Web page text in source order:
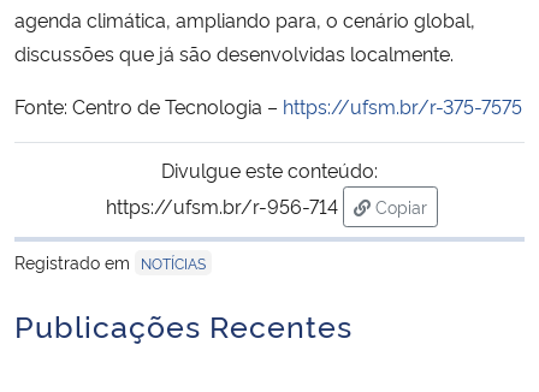
agenda climática, ampliando para, o cenário global,
discussões que já são desenvolvidas localmente.
Fonte: Centro de Tecnologia – https://ufsm.br/r-375-7575
Divulgue este conteúdo:
https://ufsm.br/r-956-714
Copiar
para área de
Registrado em
NOTÍCIAS
Publicações Recentes